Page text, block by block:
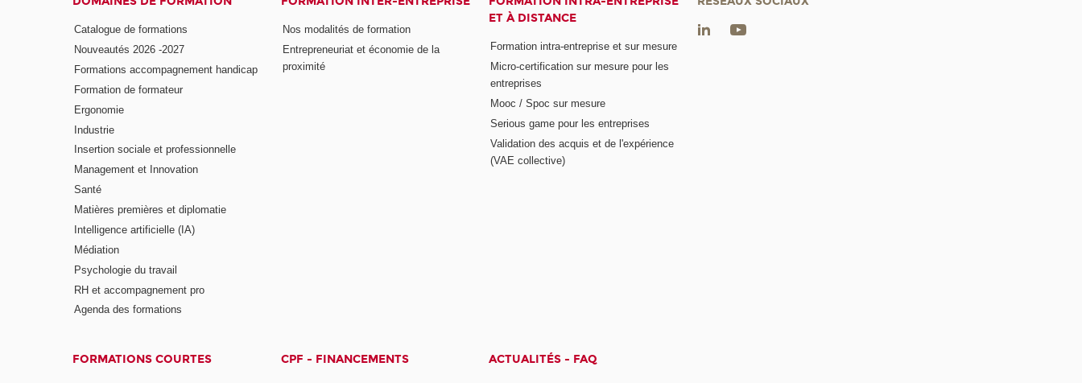
Catalogue de formations
Nouveautés 2026 -2027
Formations accompagnement handicap
Formation de formateur
Ergonomie
Industrie
Insertion sociale et professionnelle
Management et Innovation
Santé
Matières premières et diplomatie
Intelligence artificielle (IA)
Médiation
Psychologie du travail
RH et accompagnement pro
Agenda des formations
Nos modalités de formation
Entrepreneuriat et économie de la
proximité
ET À DISTANCE
Formation intra-entreprise et sur mesure
Micro-certification sur mesure pour les
entreprises
Mooc / Spoc sur mesure
Serious game pour les entreprises
Validation des acquis et de l'expérience
(VAE collective)
FORMATIONS COURTES CPF - FINANCEMENTS ACTUALITÉS - FAQ